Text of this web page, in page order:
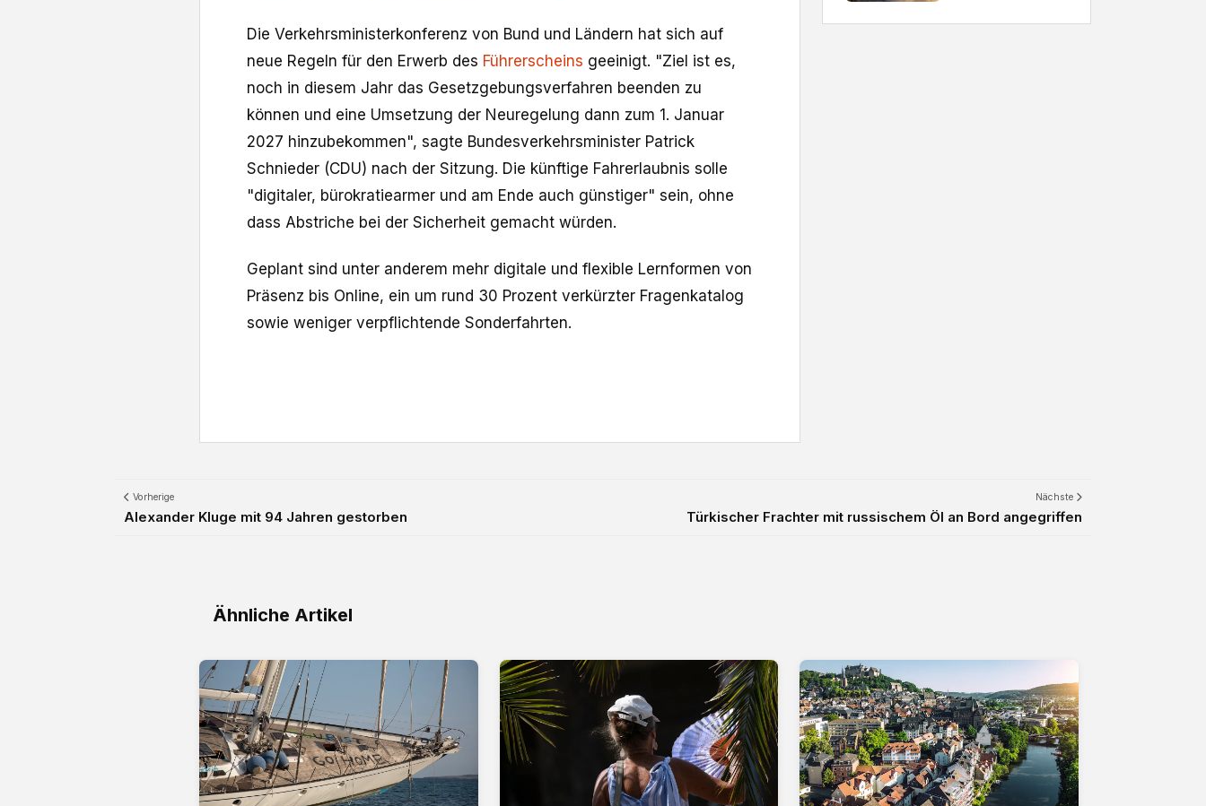
Die Verkehrsministerkonferenz von Bund und Ländern hat sich auf
neue Regeln für den Erwerb des Führerscheins geeinigt. "Ziel ist es,
noch in diesem Jahr das Gesetzgebungsverfahren beenden zu
können und eine Umsetzung der Neuregelung dann zum 1. Januar
2027 hinzubekommen", sagte Bundesverkehrsminister Patrick
Schnieder (CDU) nach der Sitzung. Die künftige Fahrerlaubnis solle
"digitaler, bürokratiearmer und am Ende auch günstiger" sein, ohne
dass Abstriche bei der Sicherheit gemacht würden.
Geplant sind unter anderem mehr digitale und flexible Lernformen von
Präsenz bis Online, ein um rund 30 Prozent verkürzter Fragenkatalog
sowie weniger verpflichtende Sonderfahrten.
Vorherige
Alexander Kluge mit 94 Jahren gestorben
Nächste
Türkischer Frachter mit russischem Öl an Bord angegriffen
Ähnliche Artikel